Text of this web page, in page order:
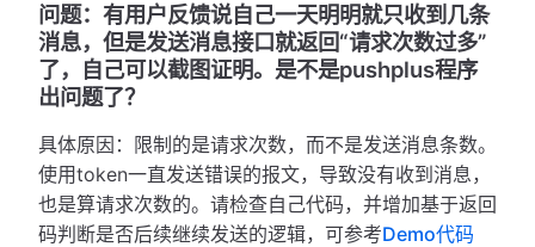
问题：有用户反馈说自己一天明明就只收到几条
消息，但是发送消息接口就返回“请求次数过多”
了，自己可以截图证明。是不是pushplus程序
出问题了？
具体原因：限制的是请求次数，而不是发送消息条数。
使用token一直发送错误的报文，导致没有收到消息，
也是算请求次数的。请检查自己代码，并增加基于返回
码判断是否后续继续发送的逻辑，可参考Demo代码